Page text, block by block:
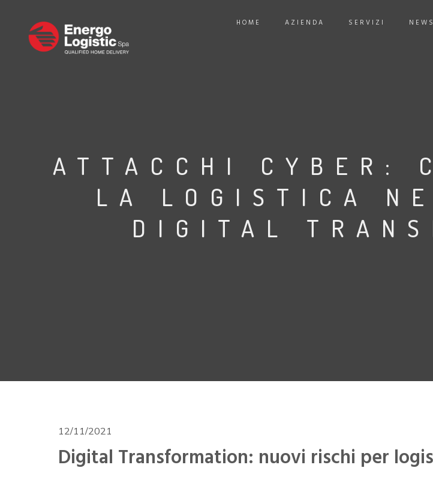
HOME AZIENDA SERVIZI NEWS
ATTACCHI CYBER:
LA LOGISTICA
DIGITAL
12/11/2021
Digital Transformation: nuovi rischi per